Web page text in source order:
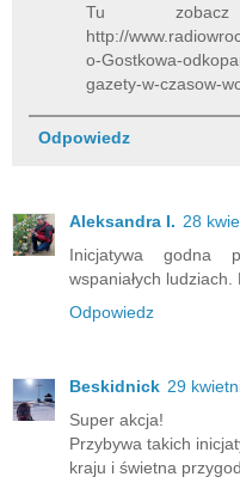
Tu zobacz
http://
o-Gostkowa-
gazety-w-czasow-
Odpowiedz
Aleksandra I. 28
Inicjatywa godna
wspaniałych ludziach.
Odpowiedz
Beskidnick 29
Super akcja!
Przybywa takich
kraju i świetna